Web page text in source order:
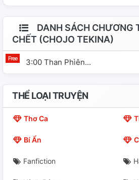
DANH SÁCH CHƯƠNG
CHẾT (CHOJO TEKINA)
3:00 Than Phìên...
THỂ LOẠI TRUYỆN
Thơ Ca
Bí Ẩn
Fanfiction